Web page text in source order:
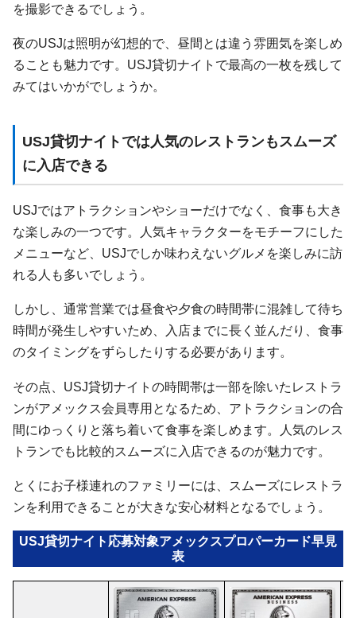
を撮影できるでしょう。
夜のUSJは照明が幻想的で、昼間とは違う雰囲気を楽しめ
ることも魅力です。USJ貸切ナイトで最高の一枚を残して
みてはいかがでしょうか。
USJ貸切ナイトでは人気のレストランもスムーズ
に入店できる
USJではアトラクションやショーだけでなく、食事も大き
な楽しみの一つです。人気キャラクターをモチーフにした
メニューなど、USJでしか味わえないグルメを楽しみに訪
れる人も多いでしょう。
しかし、通常営業では昼食や夕食の時間帯に混雑して待ち
時間が発生しやすいため、入店までに長く並んだり、食事
のタイミングをずらしたりする必要があります。
その点、USJ貸切ナイトの時間帯は一部を除いたレストラ
ンがアメックス会員専用となるため、アトラクションの合
間にゆっくりと落ち着いて食事を楽しめます。人気のレス
トランでも比較的スムーズに入店できるのが魅力です。
とくにお子様連れのファミリーには、スムーズにレストラ
ンを利用できることが大きな安心材料となるでしょう。
USJ貸切ナイト応募対象アメックスプロパーカード早見
表